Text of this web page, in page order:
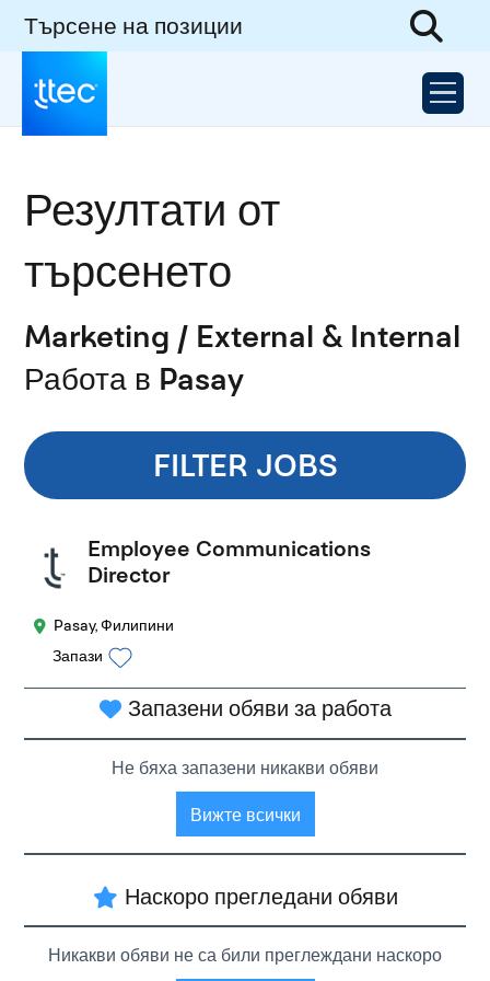
Търсене на позиции
Резултати от
търсенето
Marketing / External & Internal
Работа в Pasay
FILTER JOBS
Employee Communications
Director
Pasay, Филипини
Запази
Запазени обяви за работа
Не бяха запазени никакви обяви
Вижте всички
Наскоро прегледани обяви
Никакви обяви не са били преглеждани наскоро